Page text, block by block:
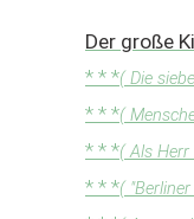
Der große
* * *( Die
* * *(
* * *( Als
* * *(